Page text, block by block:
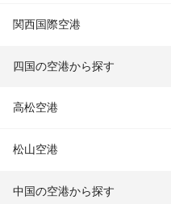
関西国際空港
四国の空港から探す
高松空港
松山空港
中国の空港から探す